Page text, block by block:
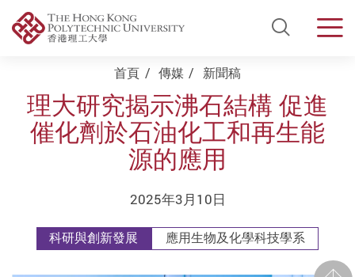
Open
Start main content首頁 傳媒 新聞稿
理大研究揭示沸石結構 促進
催化劑於石油化工和再生能
源的應用
2025年3月10日
科研與創新發展 應用生物及化學科技學系